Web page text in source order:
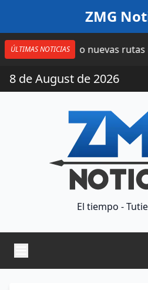
ZMG
ÚLTIMAS NOTICIAS
cuatro nuevas rutas
8 de August de 2026
El tiempo -